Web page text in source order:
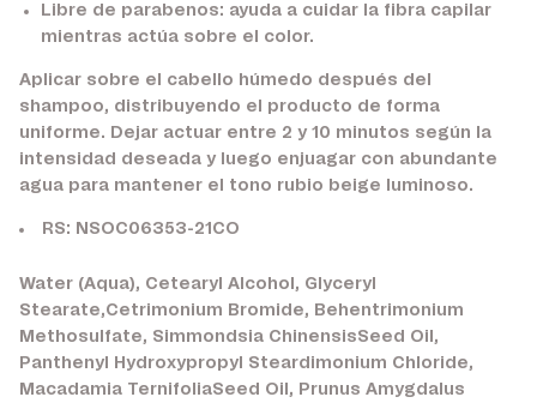
Libre de parabenos: ayuda a cuidar la fibra capilar
mientras actúa sobre el color.
Aplicar sobre el cabello húmedo después del
shampoo, distribuyendo el producto de forma
uniforme. Dejar actuar entre 2 y 10 minutos según la
intensidad deseada y luego enjuagar con abundante
agua para mantener el tono rubio beige luminoso.
RS: NSOC06353-21CO
Water (Aqua), Cetearyl Alcohol, Glyceryl
Stearate,Cetrimonium Bromide, Behentrimonium
Methosulfate, Simmondsia ChinensisSeed Oil,
Panthenyl Hydroxypropyl Steardimonium Chloride,
Macadamia TernifoliaSeed Oil, Prunus Amygdalus